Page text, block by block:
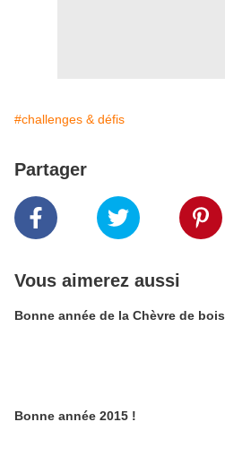
#challenges & défis
Partager
Vous aimerez aussi
Bonne année de la Chèvre de bois
Bonne année 2015 !